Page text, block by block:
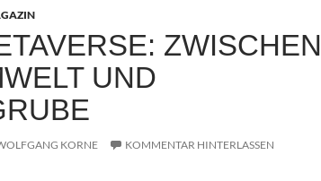
ZWISCHEN
UND
KORNE KOMMENTAR HINTERLASSEN